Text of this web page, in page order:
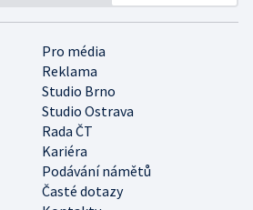
Pro média
Reklama
Studio Brno
Studio Ostrava
Rada ČT
Kariéra
Podávání námětů
Časté dotazy